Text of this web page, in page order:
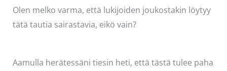
Olen melko varma, että lukijoiden joukostakin löytyy
tätä tautia sairastavia, eikö vain?
Aamulla herätessäni tiesin heti, että tästä tulee paha